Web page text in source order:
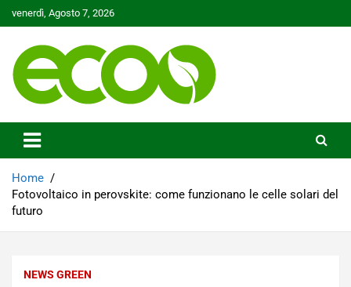
to
venerdì, Agosto 7, 2026
Ecoo.it
Home
Fotovoltaico in perovskite: come funzionano le celle solari del
futuro
NEWS GREEN